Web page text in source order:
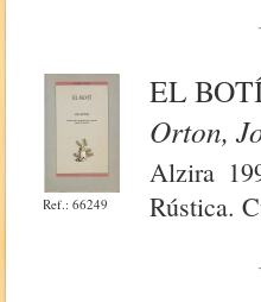
Ref.: 66249
EL
Orton,
Alzira
Rústica.